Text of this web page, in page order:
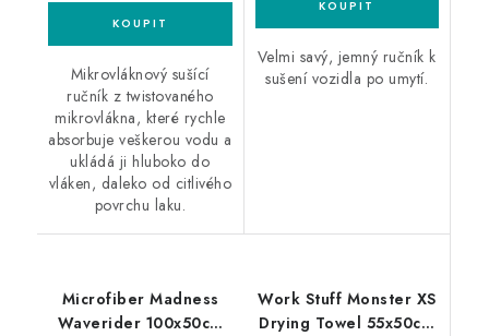
Mikrovláknový sušící
ručník z twistovaného
mikrovlákna, které rychle
absorbuje veškerou vodu a
ukládá ji hluboko do
vláken, daleko od citlivého
povrchu laku.
Velmi savý, jemný ručník k
sušení vozidla po umytí.
Microfiber Madness
Waverider 100x50cm
Work Stuff Monster XS
Drying Towel 55x50cm